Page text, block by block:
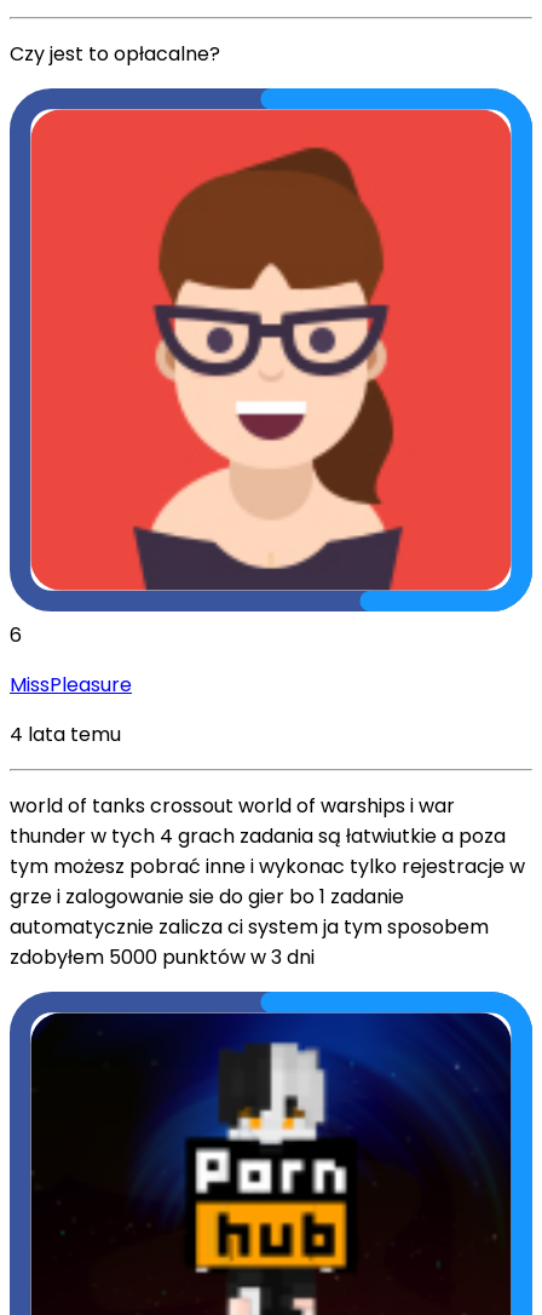
Czy jest to opłacalne?
6
MissPleasure
4 lata temu
world of tanks crossout world of warships i war
thunder w tych 4 grach zadania są łatwiutkie a poza
tym możesz pobrać inne i wykonac tylko rejestracje w
grze i zalogowanie sie do gier bo 1 zadanie
automatycznie zalicza ci system ja tym sposobem
zdobyłem 5000 punktów w 3 dni